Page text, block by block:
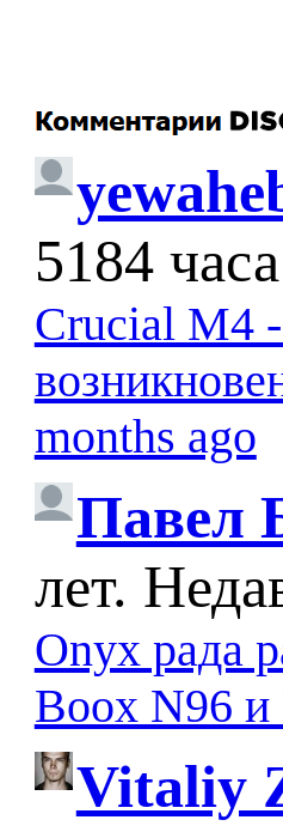
5184
Crucial M4
months ago
Павел
лет.
Onyx рада
Boox N96
Vitaliy